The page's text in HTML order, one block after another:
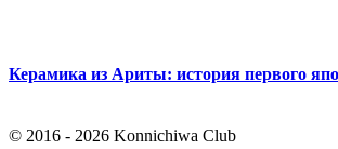
Керамика из Ариты: история первого
© 2016 - 2026 Konnichiwa Club